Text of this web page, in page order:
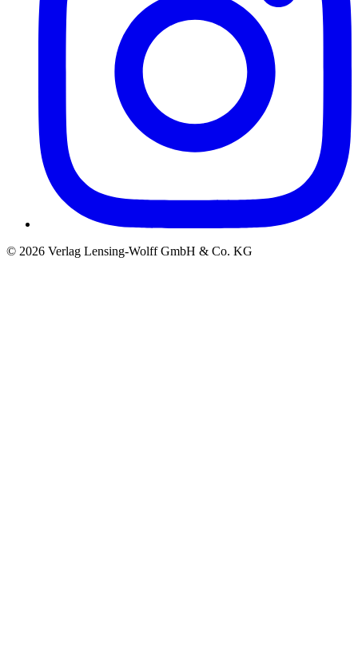
© 2026 Verlag Lensing-Wolff GmbH & Co. KG